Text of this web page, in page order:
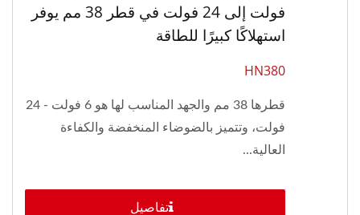
فولت إلى 24 فولت في قطر 38 مم يوفر
استهلاكًا كبيرًا للطاقة
HN380
قطرها 38 مم والجهد المناسب لها هو 6 فولت - 24
فولت، وتتميز بالضوضاء المنخفضة والكفاءة
العالية...
تفاصيل